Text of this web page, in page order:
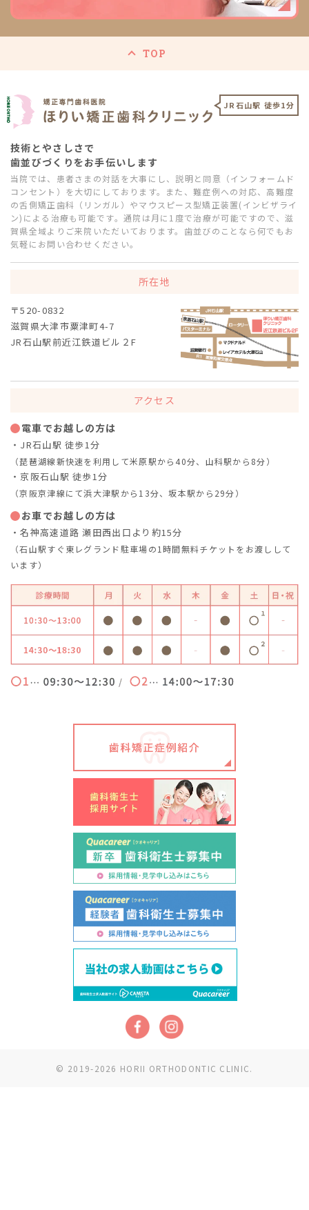
TOP
JR石山駅 徒歩1分
技術とやさしさで
歯並びづくりをお手伝いします
当院では、患者さまの対話を大事にし、説明と同意（インフォームド
コンセント）を大切にしております。また、難症例への対応、高難度
の舌側矯正歯科（リンガル）やマウスピース型矯正装置(インビザライ
ン)による治療も可能です。通院は月に1度で治療が可能ですので、滋
賀県全域よりご来院いただいております。歯並びのことなら何でもお
気軽にお問い合わせください。
所在地
〒520-0832
滋賀県大津市粟津町4-7
JR石山駅前近江鉄道ビル２F
アクセス
電車でお越しの方は
・JR石山駅 徒歩1分
（琵琶湖線新快速を利用して米原駅から40分、山科駅から8分）
・京阪石山駅 徒歩1分
（京阪京津線にて浜大津駅から13分、坂本駅から29分）
お車でお越しの方は
・名神高速道路 瀬田西出口より約15分
（石山駅すぐ東レグランド駐車場の1時間無料チケットをお渡しして
います）
© 2019-2026 HORII ORTHODONTIC CLINIC.